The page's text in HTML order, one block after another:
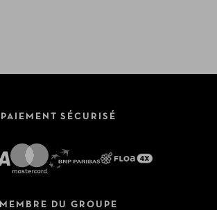
PAIEMENT SÉCURISÉ
MEMBRE DU GROUPE